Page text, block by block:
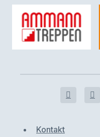
Kontakt